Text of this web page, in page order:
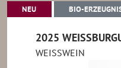
NEUNEU BIO-
2025
WEISSWEIN